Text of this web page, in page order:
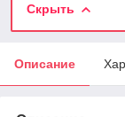
Скрыть
Описание